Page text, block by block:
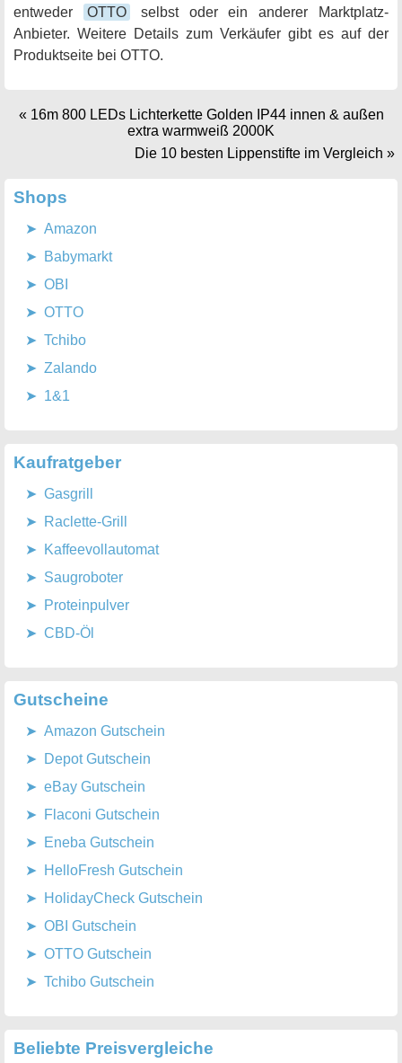
entweder
OTTO
selbst oder ein anderer Marktplatz-
Anbieter. Weitere Details zum Verkäufer gibt es auf der
Produktseite bei OTTO.
« 16m 800 LEDs Lichterkette Golden IP44 innen & außen
extra warmweiß 2000K
Die 10 besten Lippenstifte im Vergleich »
Shops
Amazon
Babymarkt
OBI
OTTO
Tchibo
Zalando
1&1
Kaufratgeber
Gasgrill
Raclette-Grill
Kaffeevollautomat
Saugroboter
Proteinpulver
CBD-Öl
Gutscheine
Amazon Gutschein
Depot Gutschein
eBay Gutschein
Flaconi Gutschein
Eneba Gutschein
HelloFresh Gutschein
HolidayCheck Gutschein
OBI Gutschein
OTTO Gutschein
Tchibo Gutschein
Beliebte Preisvergleiche